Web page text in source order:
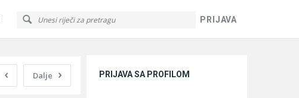
PRIJAVA
Dalje PRIJAVA SA PROFILOM